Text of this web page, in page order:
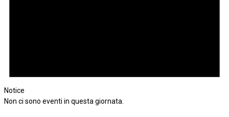
Notice
Non ci sono eventi in questa giornata.